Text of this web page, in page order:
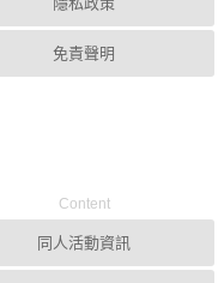
免責聲明
Content
同人活動資訊